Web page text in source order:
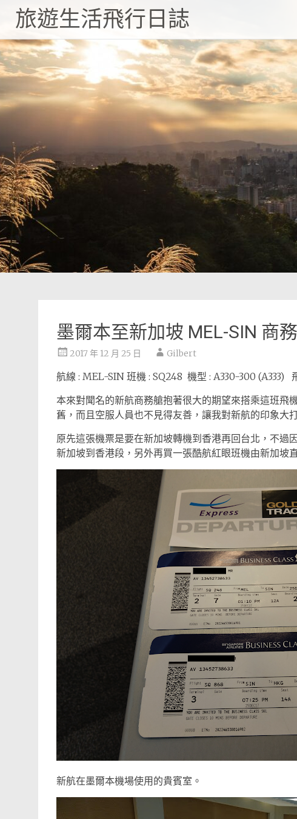
旅遊生活飛行日誌
墨爾本至新加坡 MEL-SIN 商
2017 年 12 月 25 日 Gilbert
航線 : MEL-SIN 班機 : SQ248 機型 : A330-300 (A333)
本來對聞名的新航商務艙抱著很大的期望來搭乘這班飛
舊，而且空服人員也不見得友善，讓我對新航的印象大
原先這張機票是要在新加坡轉機到香港再回台北，不過
新加坡到香港段，另外再買一張酷航紅眼班機由新加坡
新航在墨爾本機場使用的貴賓室。